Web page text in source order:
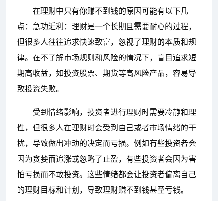
在理财中只有你赚不到钱的原因可能有以下几
点：急功近利：理财是一个长期且需要耐心的过程，
但很多人往往追求快速致富，忽视了理财的本质和规
律。在不了解市场规则和风险的情况下，盲目追求短
期高收益，如投资股票、期货等高风险产品，容易导
致投资失败。
受到情绪影响，投资者进行理财时需要冷静和理
性，但很多人在理财时会受到自己或者市场情绪的干
扰，导致做出冲动的决定而亏损。例如有些投资者会
因为贪婪而追涨或忽略了止盈，有些投资者会因为害
怕亏损而不敢投资。这些情绪都会让投资者偏离自己
的理财目标和计划，导致理财赚不到钱甚至亏钱。